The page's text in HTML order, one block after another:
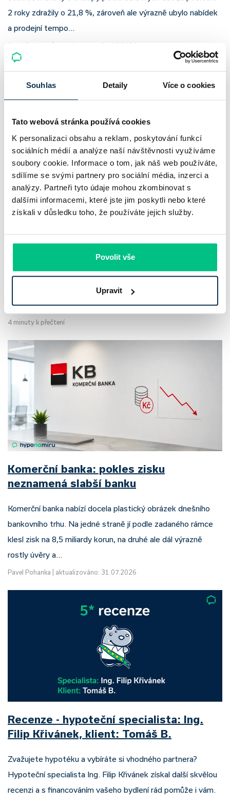
Souhlas Detaily Více o cookies
Tato webová stránka používá cookies
K personalizaci obsahu a reklam, poskytování funkcí
sociálních médií a analýze naší návštěvnosti využíváme
soubory cookie. Informace o tom, jak náš web používáte,
sdílíme se svými partnery pro sociální média, inzerci a
analýzy. Partneři tyto údaje mohou zkombinovat s
dalšími informacemi, které jste jim poskytli nebo které
získali v důsledku toho, že používáte jejich služby.
Povolit vše
Upravit
2 roky zdražily o 21,8 %, zároveň ale výrazně ubylo nabídek
a prodejní tempo…
Pavel Pohanka | aktualizováno: 04.08.2026
UniCredit Bank od 27.7.2026 zdražuje
hypotéky, zatímco Raiffeisenbank
prodloužila slevu do 6.9.2026
Český hypoteční trh na konci července 2026 potvrzuje, že
sazby zůstávají pod tlakem a část bank pokračuje v jejich
růstu. UniCredit Bank od 27.7.2026 zvýšila hypoteční sazby
4 minuty k přečtení
Komerční banka: pokles zisku
neznamená slabší banku
Komerční banka nabízí docela plastický obrázek dnešního
bankovního trhu. Na jedné straně jí podle zadaného rámce
klesl zisk na 8,5 miliardy korun, na druhé ale dál výrazně
rostly úvěry a…
Pavel Pohanka aktualizováno: 31.07.2026
Recenze - hypoteční specialista: Ing.
Filip Křivánek, klient: Tomáš B.
Zvažujete hypotéku a vybíráte si vhodného partnera?
Hypoteční specialista Ing. Filip Křivánek získal další skvělou
recenzi a s financováním vašeho bydlení rád pomůže i vám.